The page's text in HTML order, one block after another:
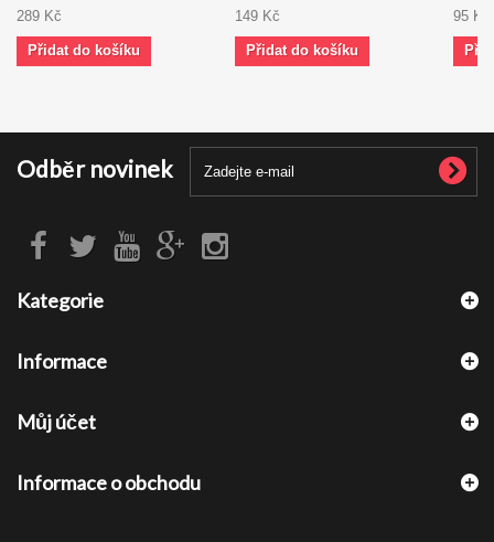
289 Kč
Přidat do košíku
149 Kč
Přidat do košíku
95 Kč
Odběr novinek
Kategorie
Informace
Můj účet
Informace o obchodu